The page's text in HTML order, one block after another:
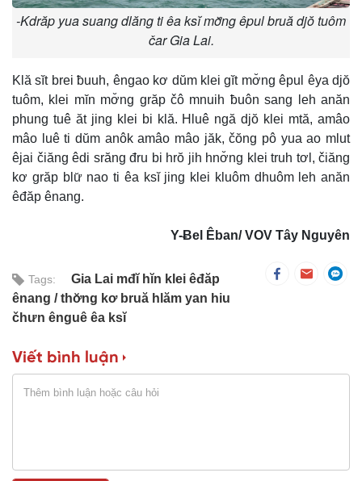
-Kdrăp yua suang dlăng ti êa ksĭ mơ̆ng êpul bruă djŏ tuôm
čar Gia Lai.
Klă sĭt brei ƀuuh, êngao kơ dŭm klei gĭt mơ̆ng êpul êya djŏ
tuôm, klei mĭn mơ̆ng grăp čô mnuih ƀuôn sang leh anăn
phung tuê ăt jing klei bi klă. Hluê ngă djŏ klei mtă, amâo
mâo luê ti dŭm anôk amâo mâo jăk, čŏng pô yua ao mlut
êjai čiăng êdi srăng đru bi hrŏ jih hnơ̆ng klei truh tơl, čiăng
kơ grăp blư̆ nao ti êa ksĭ jing klei kluôm dhuôm leh anăn
êđăp ênang.
Y-Ƀel Êban/ VOV Tây Nguyên
Tags:
Gia Lai mđĭ hĭn klei êđăp
ênang
thơ̆ng kơ bruă hlăm yan hiu
čhưn ênguê êa ksĭ
Viết bình luận